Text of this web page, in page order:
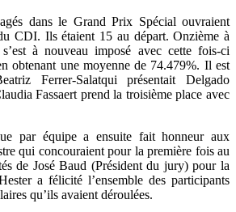
dans le Grand Prix Spécial ouvraient
CDI. Ils étaient 15 au départ. Onzième à
à nouveau imposé avec cette fois-ci
obtenant une moyenne de 74.479%. Il est
Ferrer-Salatqui présentait Delgado
Fassaert prend la troisième place avec
par équipe a ensuite fait honneur aux
qui concouraient pour la première fois au
de José Baud (Président du jury) pour la
a félicité l’ensemble des participants
qu’ils avaient déroulées.